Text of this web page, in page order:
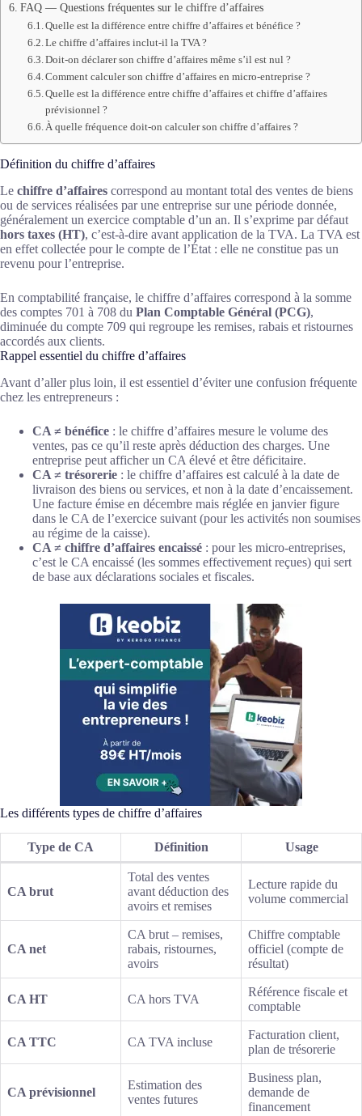
FAQ — Questions fréquentes sur le chiffre d’affaires
Quelle est la différence entre chiffre d’affaires et bénéfice ?
Le chiffre d’affaires inclut-il la TVA ?
Doit-on déclarer son chiffre d’affaires même s’il est nul ?
Comment calculer son chiffre d’affaires en micro-entreprise ?
Quelle est la différence entre chiffre d’affaires et chiffre d’affaires
prévisionnel ?
À quelle fréquence doit-on calculer son chiffre d’affaires ?
Définition du chiffre d’affaires
Le chiffre d’affaires correspond au montant total des ventes de biens
ou de services réalisées par une entreprise sur une période donnée,
généralement un exercice comptable d’un an. Il s’exprime par défaut
hors taxes (HT), c’est-à-dire avant application de la TVA. La TVA est
en effet collectée pour le compte de l’État : elle ne constitue pas un
revenu pour l’entreprise.
En comptabilité française, le chiffre d’affaires correspond à la somme
des comptes 701 à 708 du Plan Comptable Général (PCG),
diminuée du compte 709 qui regroupe les remises, rabais et ristournes
accordés aux clients.
Rappel essentiel du chiffre d’affaires
Avant d’aller plus loin, il est essentiel d’éviter une confusion fréquente
chez les entrepreneurs :
CA ≠ bénéfice : le chiffre d’affaires mesure le volume des
ventes, pas ce qu’il reste après déduction des charges. Une
entreprise peut afficher un CA élevé et être déficitaire.
CA ≠ trésorerie : le chiffre d’affaires est calculé à la date de
livraison des biens ou services, et non à la date d’encaissement.
Une facture émise en décembre mais réglée en janvier figure
dans le CA de l’exercice suivant (pour les activités non soumises
au régime de la caisse).
CA ≠ chiffre d’affaires encaissé : pour les micro-entreprises,
c’est le CA encaissé (les sommes effectivement reçues) qui sert
de base aux déclarations sociales et fiscales.
Les différents types de chiffre d’affaires
Type de CA Définition Usage
CA brut
Total des ventes
avant déduction des
avoirs et remises
Lecture rapide du
volume commercial
CA net
CA brut – remises,
rabais, ristournes,
avoirs
Chiffre comptable
officiel (compte de
résultat)
CA HT CA hors TVA
Référence fiscale et
comptable
CA TTC CA TVA incluse
Facturation client,
plan de trésorerie
CA prévisionnel
Estimation des
ventes futures
Business plan,
demande de
financement